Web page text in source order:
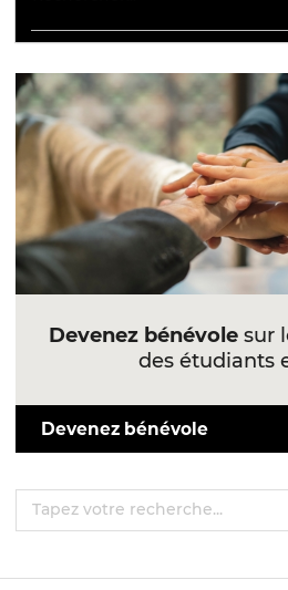
Devenez bénévolesur
des étudiants
Devenez bénévole